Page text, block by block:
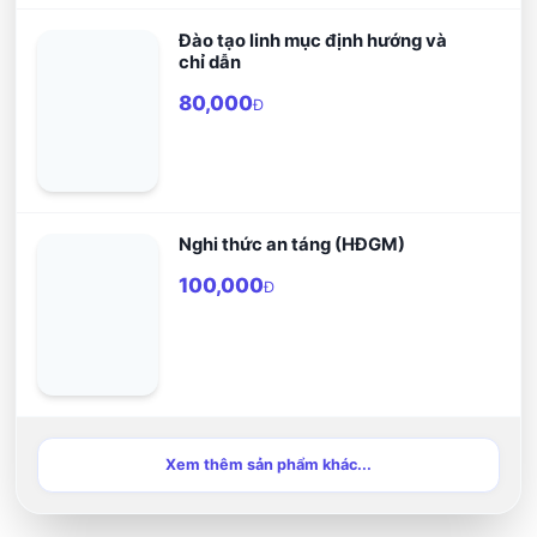
Đào tạo linh mục định hướng và
chỉ dẫn
80,000Đ
Nghi thức an táng (HĐGM)
100,000Đ
Xem thêm sản phẩm khác...